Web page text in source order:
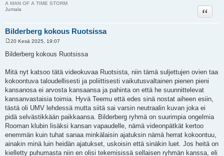
A MAN OF A TIME STORM
Jumala
Bilderberg kokous Ruotsissa
Lainaa
i
e
t
i
20 Kesä 2025, 19:07
Bilderberg kokous Ruotsissa
Mitä nyt katsoo tätä videokuvaa Ruotsista, niin tämä suljettujen ovien taa
kokoontuva taloudellisesti ja poliittisesti vaikutusvaltainen pienen pieni
kansanosa ei arvosta kansaansa ja pahinta on että he suunnittelevat
kansanvastaisia toimia. Hyvä Teemu että edes sinä nostat aiheen esiin,
tästä oli UMV lehdessä mutta siitä sai varsin neutraalin kuvan joka ei
pidä selvästikkään paikkaansa. Bilderberg ryhmä on suurimpia ongelmia
Rooman klubin lisäksi kansan vapaudelle, nämä videonpätkät kertoo
enemmän kuin tuhat sanaa minkälaisin ajatuksin nämä herrat kokoontuu,
ainakin minä luin heidän ajatukset, uskoisin että sinäkin luet. Jos heitä on
kielletty puhumasta niin en olisi tekemisissä sellaisen ryhmän kanssa, eli